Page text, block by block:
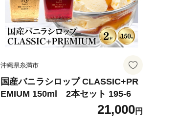
沖縄県糸満市
国産バニラシロップ CLASSIC+PR
EMIUM 150ml 2本セット 195-6
21,000円